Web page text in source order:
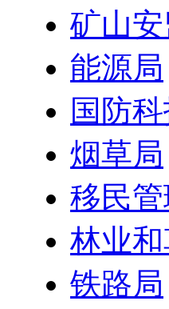
矿山
能源局
国防
烟草局
移民
林业
铁路局